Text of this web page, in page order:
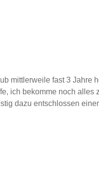
mittlerweile fast 3 Jahre
ich bekomme noch alles
dazu entschlossen